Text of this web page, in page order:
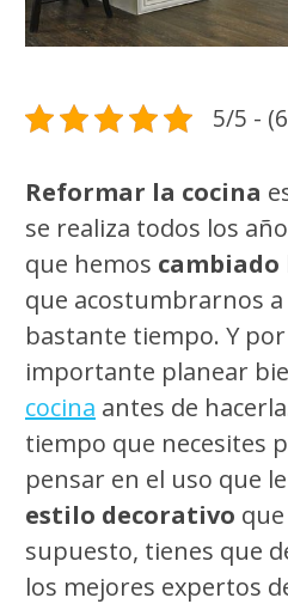
5/5 -
Reformar la cocina
se realiza todos los
que hemos cambiado
que acostumbrarnos
bastante tiempo. Y
importante planear
cocina antes de
tiempo que necesites
pensar en el uso que
estilo decorativo
supuesto, tienes que
los mejores expertos